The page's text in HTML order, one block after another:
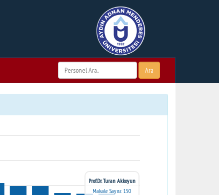
Ara
Prof.Dr. Turan Akkoyun
Makale Sayısı: 150